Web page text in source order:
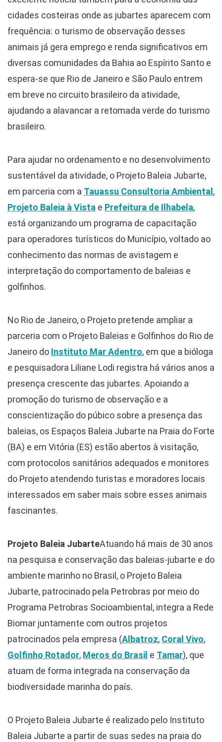
cidades costeiras onde as jubartes aparecem com
frequência: o turismo de observação desses
animais já gera emprego e renda significativos em
diversas comunidades da Bahia ao Espírito Santo e
espera-se que Rio de Janeiro e São Paulo entrem
em breve no circuito brasileiro da atividade,
ajudando a alavancar a retomada verde do turismo
brasileiro.
Para ajudar no ordenamento e no desenvolvimento
sustentável da atividade, o Projeto Baleia Jubarte,
em parceria com a Tauassu Consultoria Ambiental ,
Projeto Baleia à Vista e Prefeitura de Ilhabela,
está organizando um programa de capacitação
para operadores turísticos do Município, voltado ao
conhecimento das normas de avistagem e
interpretação do comportamento de baleias e
golfinhos.
No Rio de Janeiro, o Projeto pretende ampliar a
parceria com o Projeto Baleias e Golfinhos do Rio de
Janeiro do Instituto Mar Adentro, em que a bióloga
e pesquisadora Liliane Lodi registra há vários anos a
presença crescente das jubartes. Apoiando a
promoção do turismo de observação e a
conscientização do púbico sobre a presença das
baleias, os Espaços Baleia Jubarte na Praia do Forte
(BA) e em Vitória (ES) estão abertos à visitação,
com protocolos sanitários adequados e monitores
do Projeto atendendo turistas e moradores locais
interessados em saber mais sobre esses animais
fascinantes.
Projeto Baleia JubarteAtuando há mais de 30 anos
na pesquisa e conservação das baleias-jubarte e do
ambiente marinho no Brasil, o Projeto Baleia
Jubarte, patrocinado pela Petrobras por meio do
Programa Petrobras Socioambiental, integra a Rede
Biomar juntamente com outros projetos
patrocinados pela empresa (Albatroz, Coral Vivo,
Golfinho Rotador, Meros do Brasil e Tamar), que
atuam de forma integrada na conservação da
biodiversidade marinha do país.
O Projeto Baleia Jubarte é realizado pelo Instituto
Baleia Jubarte a partir de suas sedes na praia do